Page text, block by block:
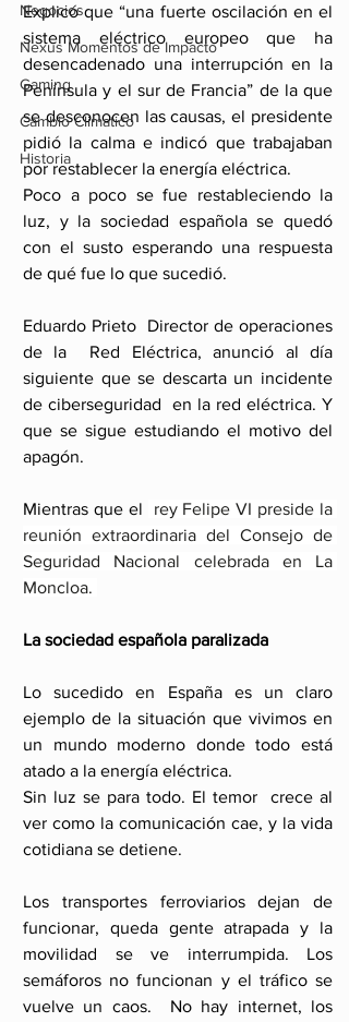
Negocios
Nexus Momentos de Impacto
Gaming
Cambio Climatico
Historia
Explicó que “una fuerte oscilación en el
sistema eléctrico europeo que ha
desencadenado una interrupción en la
Península y el sur de Francia” de la que
se desconocen las causas, el presidente
pidió la calma e indicó que trabajaban
por restablecer la energía eléctrica.
Poco a poco se fue restableciendo la
luz, y la sociedad española se quedó
con el susto esperando una respuesta
de qué fue lo que sucedió.
Eduardo Prieto  Director de operaciones
de la  Red Eléctrica, anunció al día
siguiente que se descarta un incidente
de ciberseguridad  en la red eléctrica. Y
que se sigue estudiando el motivo del
apagón.
Mientras que el
rey Felipe VI preside la
reunión extraordinaria del Consejo de
Seguridad Nacional celebrada en La
Moncloa.
La sociedad española paralizada
Lo sucedido en España es un claro
ejemplo de la situación que vivimos en
un mundo moderno donde todo está
atado a la energía eléctrica.
Sin luz se para todo. El temor  crece al
ver como la comunicación cae, y la vida
cotidiana se detiene.
Los transportes ferroviarios dejan de
funcionar, queda gente atrapada y la
movilidad se ve interrumpida. Los
semáforos no funcionan y el tráfico se
vuelve un caos.  No hay internet, los